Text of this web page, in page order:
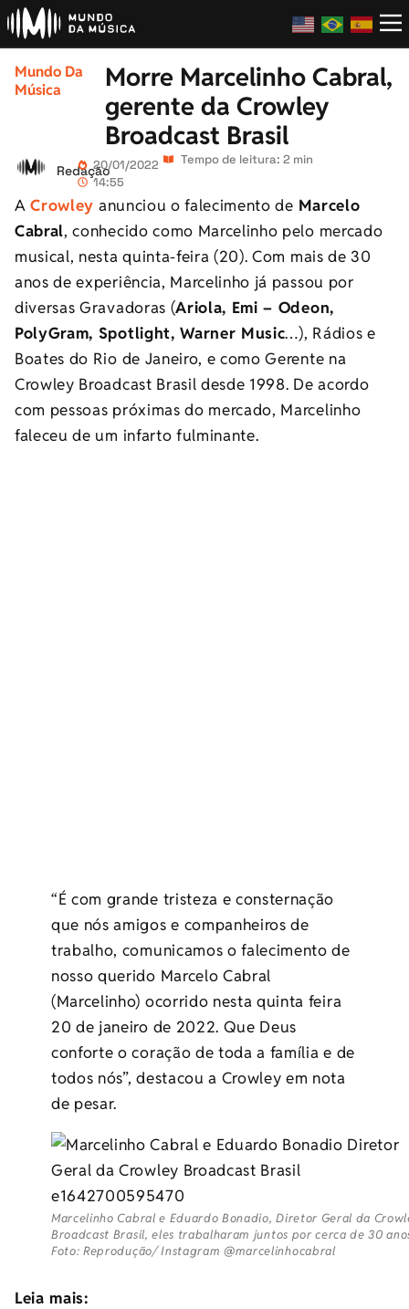
Mundo Da
Música
Morre Marcelinho Cabral,
gerente da Crowley
Broadcast Brasil
Redação20/01/2022
14:55
Tempo de leitura: 2 min
ACrowley anunciou o falecimento de Marcelo
Cabral, conhecido como Marcelinho pelo mercado
musical, nesta quinta-feira (20). Com mais de 30
anos de experiência, Marcelinho já passou por
diversas Gravadoras (Ariola, Emi – Odeon,
PolyGram, Spotlight, Warner Music…), Rádios e
Boates do Rio de Janeiro, e como Gerente na
Crowley Broadcast Brasil desde 1998. De acordo
com pessoas próximas do mercado, Marcelinho
faleceu de um infarto fulminante.
“É com grande tristeza e consternação
que nós amigos e companheiros de
trabalho, comunicamos o falecimento de
nosso querido Marcelo Cabral
(Marcelinho) ocorrido nesta quinta feira
20 de janeiro de 2022. Que Deus
conforte o coração de toda a família e de
todos nós”, destacou a Crowley em nota
de pesar.
Marcelinho Cabral e Eduardo Bonadio, Diretor Geral da
Broadcast Brasil, eles trabalharam juntos por cerca de 30
Foto: Reprodução/ Instagram @marcelinhocabral
Leia mais: